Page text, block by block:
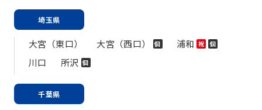
埼玉県
大宮（東口） 大宮（西口） 個 浦和 祝 個
川口 所沢 個
千葉県